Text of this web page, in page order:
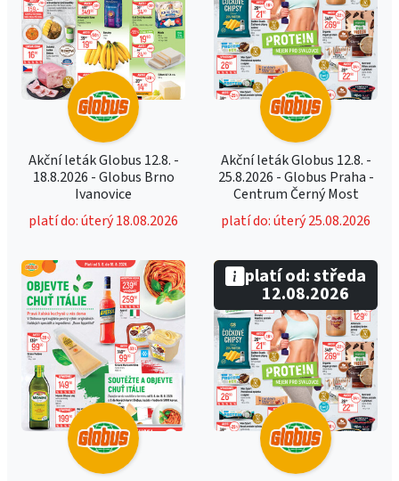
Akční leták Globus 12.8. -
18.8.2026 - Globus Brno
Ivanovice
platí do: úterý 18.08.2026
Akční leták Globus 12.8. -
25.8.2026 - Globus Praha -
Centrum Černý Most
platí do: úterý 25.08.2026
platí od: středa
12.08.2026